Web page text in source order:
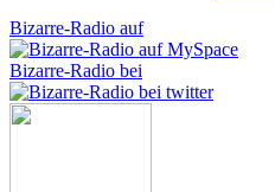
Bizarre-Radio auf
Bizarre-Radio bei